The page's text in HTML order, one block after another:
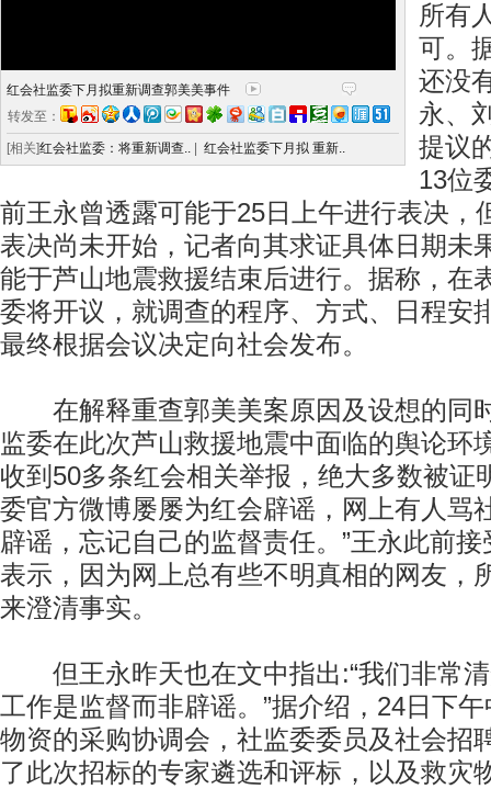
红会社监委下月拟重新调查郭美美事件
转发至：
[相关]红会社监委：将重新调查.. 红会社监委下月拟 重新..
所有
可。
还没
永、
提议
13位
前王永曾透露可能于25日上午进行表决，
表决尚未开始，记者向其求证具体日期未
能于芦山地震救援结束后进行。据称，在
委将开议，就调查的程序、方式、日程安
最终根据会议决定向社会发布。
在解释重查郭美美案原因及设想的同
监委在此次芦山救援地震中面临的舆论环
收到50多条红会相关举报，绝大多数被证
委官方微博屡屡为红会辟谣，网上有人骂
辟谣，忘记自己的监督责任。”王永此前
表示，因为网上总有些不明真相的网友，
来澄清事实。
但王永昨天也在文中指出:“我们非常清
工作是监督而非辟谣。”据介绍，24日下
物资的采购协调会，社监委委员及社会招
了此次招标的专家遴选和评标，以及救灾